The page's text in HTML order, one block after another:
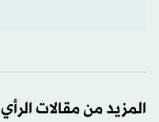
المزيد من مقالات الرأي